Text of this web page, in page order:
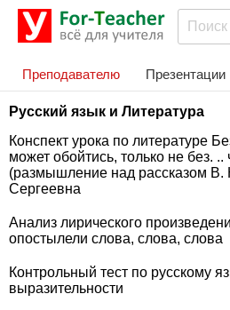
Преподавателю Презентации
Русский язык и Литература
Конспект урока по литературе
может обойтись, только не без. ..
(размышление над рассказом В.
Сергеевна
Анализ лирического
опостылели слова, слова, слова
Контрольный тест по русскому
выразительности